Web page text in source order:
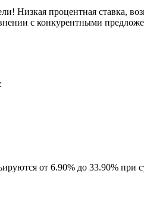
Низкая процентная ставка,
с конкурентными
от 6.90% до 33.90%